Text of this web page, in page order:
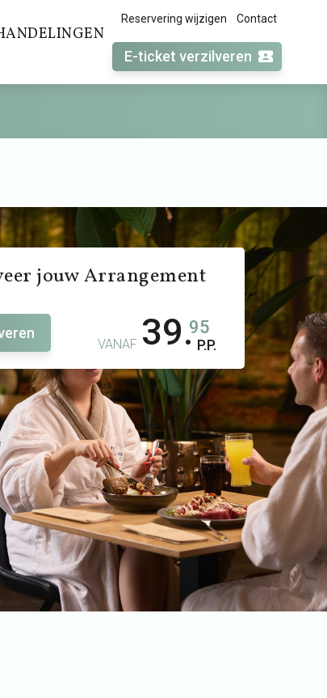
Reservering wijzigen Contact
E-ticket verzilveren
jouw Arrangement
VANAF 39.95
P.P.